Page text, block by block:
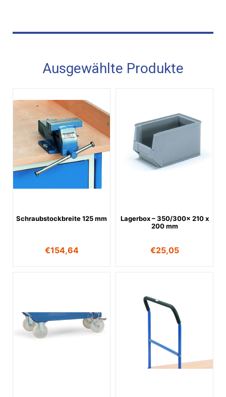
Ausgewählte Produkte
Schraubstockbreite 125 mm
€154,64
Lagerbox – 350/300x 210 x
200 mm
€25,05